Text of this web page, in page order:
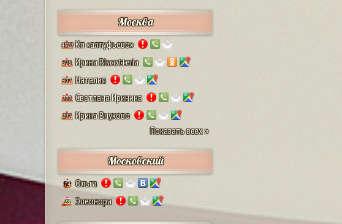
Москва
4579 Кп «алтуфьево»
378 Ирина Biscotteria
307 Наталия
222 Светлана Иринина
297 Ирина Внуково
Показать всех »
Московский
74 Ольга
28 Элеонора